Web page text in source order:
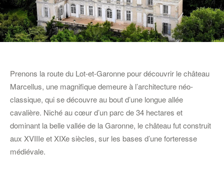
Prenons la route du Lot-et-Garonne pour découvrir le château
Marcellus, une magnifique demeure à l’architecture néo-
classique, qui se découvre au bout d’une longue allée
cavalière. Niché au cœur d’un parc de 34 hectares et
dominant la belle vallée de la Garonne, le château fut construit
aux XVIIIe et XIXe siècles, sur les bases d’une forteresse
médiévale.